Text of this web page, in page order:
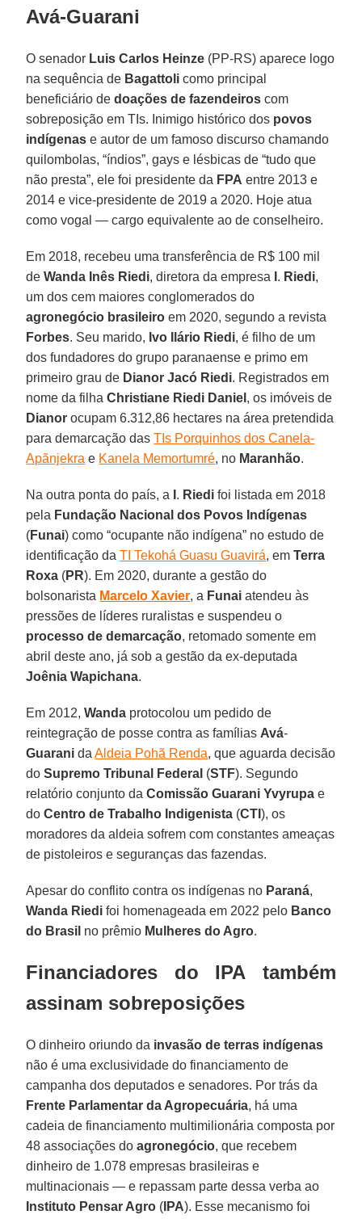
Avá-Guarani
O senador Luis Carlos Heinze (PP-RS) aparece logo
na sequência de Bagattoli como principal
beneficiário de doações de fazendeiros com
sobreposição em TIs. Inimigo histórico dos povos
indígenas e autor de um famoso discurso chamando
quilombolas, “índios”, gays e lésbicas de “tudo que
não presta”, ele foi presidente da FPA entre 2013 e
2014 e vice-presidente de 2019 a 2020. Hoje atua
como vogal — cargo equivalente ao de conselheiro.
Em 2018, recebeu uma transferência de R$ 100 mil
de Wanda Inês Riedi, diretora da empresa . Riedi,
um dos cem maiores conglomerados do
agronegócio brasileiro em 2020, segundo a revista
Forbes. Seu marido, Ivo Ilário Riedi, é filho de um
dos fundadores do grupo paranaense e primo em
primeiro grau de Dianor Jacó Riedi. Registrados em
nome da filhaChristiane Riedi Daniel , os imóveis de
Dianor ocupam 6.312,86 hectares na área pretendida
para demarcação dasTIs Porquinhos dos Canela-
Apãnjekra e Kanela Memortumré, no Maranhão.
Na outra ponta do país, a . Riedi foi listada em 2018
pela Fundação Nacional dos Povos Indígenas
(Funai) como “ocupante não indígena” no estudo de
identificação daTI Tekohá Guasu Guavirá, emTerra
Roxa (PR). Em 2020, durante a gestão do
bolsonarista Marcelo Xavier, a Funai atendeu às
pressões de líderes ruralistas e suspendeu o
processo de demarcação, retomado somente em
abril deste ano, já sob a gestão da ex-deputada
Joênia Wapichana.
Em 2012,Wanda protocolou um pedido de
reintegração de posse contra as famílias Avá-
Guarani daAldeia Pohã Renda, que aguarda decisão
doSupremo Tribunal Federal (STF). Segundo
relatório conjunto daComissão Guarani Yvyrupa e
doCentro de Trabalho Indigenista (CTI), os
moradores da aldeia sofrem com constantes ameaças
de pistoleiros e seguranças das fazendas.
Apesar do conflito contra os indígenas no Paraná,
Wanda Riedi foi homenageada em 2022 pelo Banco
do Brasil no prêmio Mulheres do Agro.
Financiadores do IPA também
assinam sobreposições
O dinheiro oriundo da invasão de terras indígenas
não é uma exclusividade do financiamento de
campanha dos deputados e senadores. Por trás da
Frente Parlamentar da Agropecuária, há uma
cadeia de financiamento multimilionária composta por
48 associações doagronegócio, que recebem
dinheiro de 1.078 empresas brasileiras e
multinacionais — e repassam parte dessa verba ao
Instituto Pensar Agro ( IPA). Esse mecanismo foi